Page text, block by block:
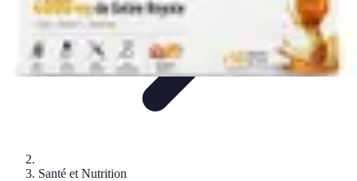
Santé et Nutrition